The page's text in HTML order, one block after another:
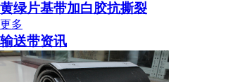
黄绿片基带加白胶抗撕裂
更多
输送带资讯